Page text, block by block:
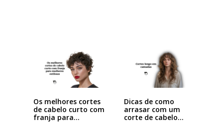
Os melhores cortes
de cabelo curto com
franja para…
Dicas de como
arrasar com um
corte de cabelo…